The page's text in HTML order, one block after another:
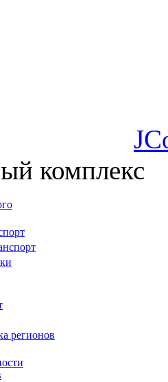
комплекс
регионов